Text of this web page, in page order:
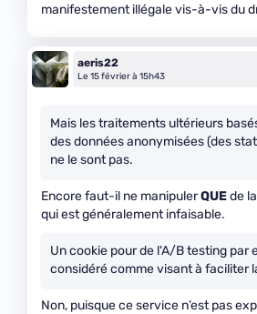
manifestement illégale vis-à-vis du
aeris22
Le 15 février à 15h43
Mais les traitements ultérieurs
des données anonymisées (des
ne le sont pas.
Encore faut-il ne manipulerQUEde
qui est généralement infaisable.
Un cookie pour de l'A/B testing par
considéré comme visant à faciliter
Non, puisque ce service n’est pas